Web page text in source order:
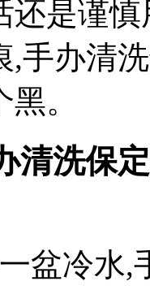
还是谨
,手办清
。
清洗保
盆冷水